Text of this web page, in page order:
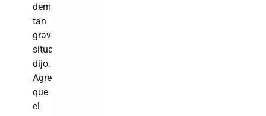
demanda
tan
grave
situación”,
dijo.
Agregó
que
el